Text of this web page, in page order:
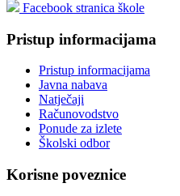
Facebook stranica škole
Pristup informacijama
Pristup informacijama
Javna nabava
Natječaji
Računovodstvo
Ponude za izlete
Školski odbor
Korisne poveznice